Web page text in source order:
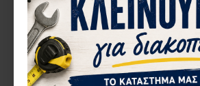
Η Αξιολόγηση σας
Σημείωση:η HTML